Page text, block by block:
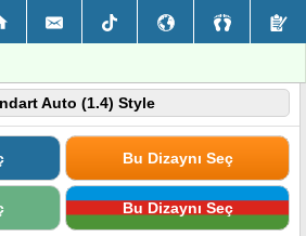
Auto (1.4) Style
Bu Dizaynı Seç
Bu Dizaynı Seç